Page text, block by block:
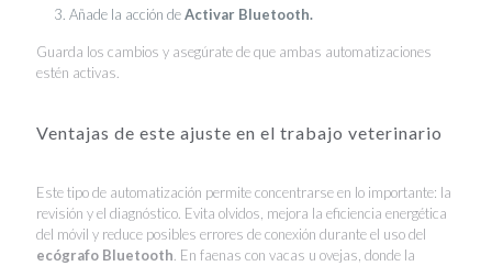
Añade la acción deActivar Bluetooth.
Guarda los cambios y asegúrate de que ambas automatizaciones
estén activas.
Ventajas de este ajuste en el trabajo veterinario
Este tipo de automatización permite concentrarse en lo importante: la
revisión y el diagnóstico. Evita olvidos, mejora la eficiencia energética
del móvil y reduce posibles errores de conexión durante el uso del
ecógrafo Bluetooth . En faenas con vacas u ovejas, donde la